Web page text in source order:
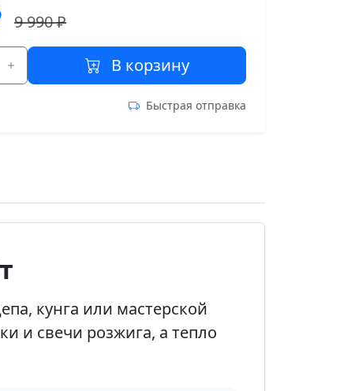
9 990 ₽
В корзину
Быстрая отправка
кунга или мастерской
и свечи розжига, а тепло